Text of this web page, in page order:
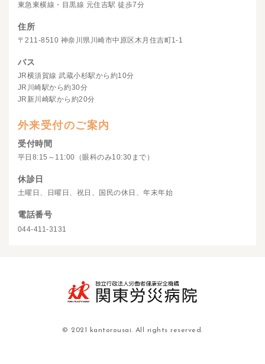
東急東横線・目黒線 元住吉駅 徒歩7分
住所
〒211-8510 神奈川県川崎市中原区木月住吉町1-1
バス
JR横須賀線 武蔵小杉駅から約10分
JR川崎駅から約30分
JR新川崎駅から約20分
外来受付のご案内
受付時間
平日8:15～11:00（眼科のみ10:30まで）
休診日
土曜日、日曜日、祝日、国民の休日、年末年始
電話番号
044-411-3131
© 2021 kantorousai. All rights reserved.